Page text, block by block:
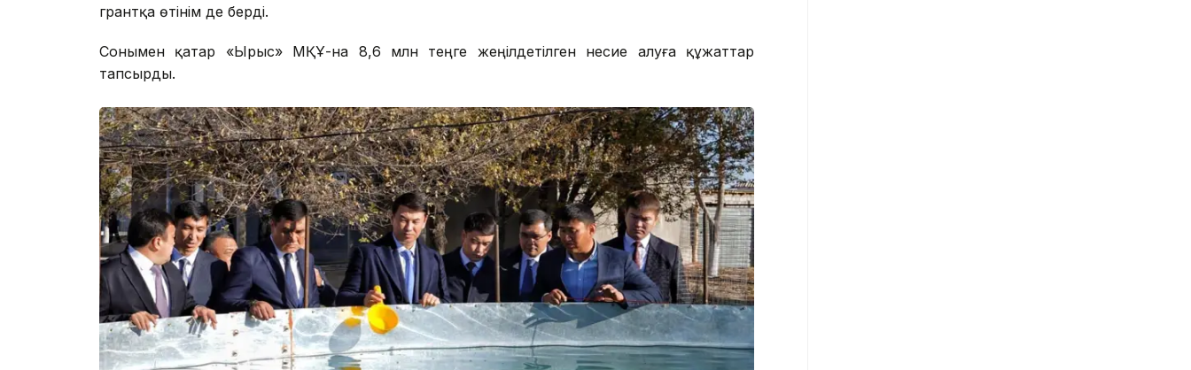
грантқа өтінім де берді.
Сонымен қатар «Ырыс» МҚҰ-на 8,6 млн теңге жеңілдетілген несие алуға құжаттар
тапсырды.